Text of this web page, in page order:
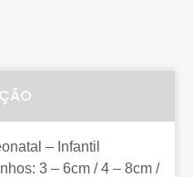
– Infantil
3 – 6cm / 4 – 8cm /